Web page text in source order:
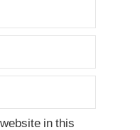
in this